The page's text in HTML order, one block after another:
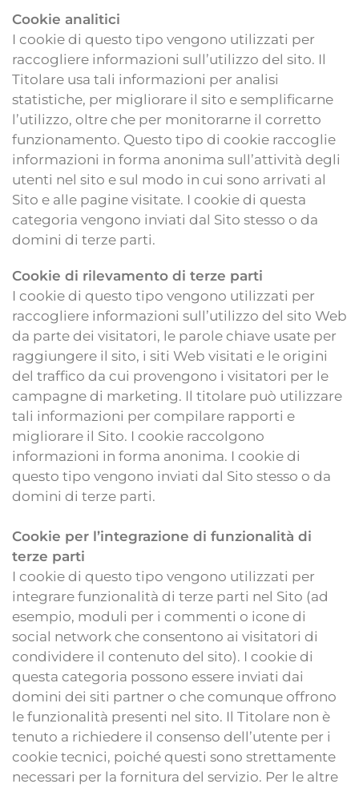
Cookie analitici
I cookie di questo tipo vengono utilizzati per
raccogliere informazioni sull’utilizzo del sito. Il
Titolare usa tali informazioni per analisi
statistiche, per migliorare il sito e semplificarne
l’utilizzo, oltre che per monitorarne il corretto
funzionamento. Questo tipo di cookie raccoglie
informazioni in forma anonima sull’attività degli
utenti nel sito e sul modo in cui sono arrivati al
Sito e alle pagine visitate. I cookie di questa
categoria vengono inviati dal Sito stesso o da
domini di terze parti.
Cookie di rilevamento di terze parti
I cookie di questo tipo vengono utilizzati per
raccogliere informazioni sull’utilizzo del sito Web
da parte dei visitatori, le parole chiave usate per
raggiungere il sito, i siti Web visitati e le origini
del traffico da cui provengono i visitatori per le
campagne di marketing. Il titolare può utilizzare
tali informazioni per compilare rapporti e
migliorare il Sito. I cookie raccolgono
informazioni in forma anonima. I cookie di
questo tipo vengono inviati dal Sito stesso o da
domini di terze parti.
Cookie per l’integrazione di funzionalità di
terze parti
I cookie di questo tipo vengono utilizzati per
integrare funzionalità di terze parti nel Sito (ad
esempio, moduli per i commenti o icone di
social network che consentono ai visitatori di
condividere il contenuto del sito). I cookie di
questa categoria possono essere inviati dai
domini dei siti partner o che comunque offrono
le funzionalità presenti nel sito. Il Titolare non è
tenuto a richiedere il consenso dell’utente per i
cookie tecnici, poiché questi sono strettamente
necessari per la fornitura del servizio. Per le altre